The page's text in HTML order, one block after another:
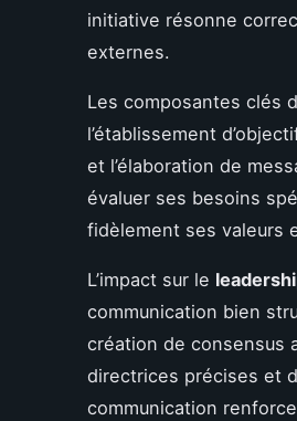
initiative résonne
externes.
Les composantes clés
l’établissement
et l’élaboration de
évaluer ses besoins
fidèlement ses valeurs
L’impact sur le
communication bien
création de consensus
directrices précises et
communication